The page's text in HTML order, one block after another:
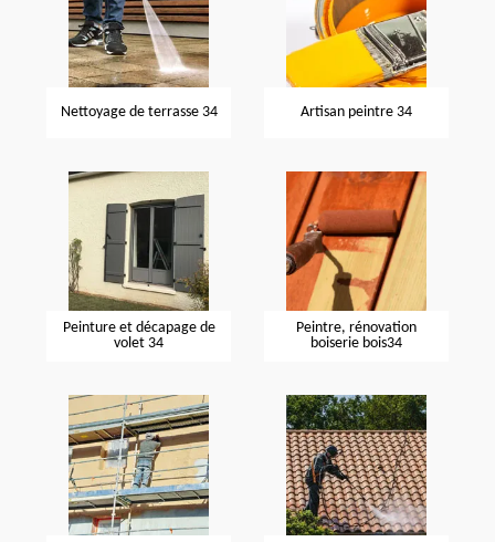
Nettoyage de terrasse 34 Artisan peintre 34
Peinture et décapage de
volet 34
Peintre, rénovation
boiserie bois34